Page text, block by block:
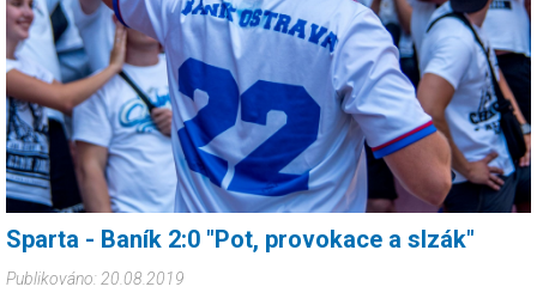
Sparta - Baník 2:0 "Pot, provokace a slzák"
Publikováno: 20.08.2019